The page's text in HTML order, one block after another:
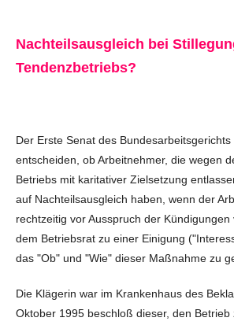
Nachteilsausgleich bei
Tendenzbetriebs?
Der Erste Senat des
entscheiden, ob Arbeitnehmer, die wegen
Betriebs mit karitativer Zielsetzung
auf Nachteilsausgleich haben, wenn der
rechtzeitig vor Ausspruch der
dem Betriebsrat zu einer Einigung
das "Ob" und "Wie" dieser Maßnahme zu
Die Klägerin war im Krankenhaus des
Oktober 1995 beschloß dieser, den Betrieb